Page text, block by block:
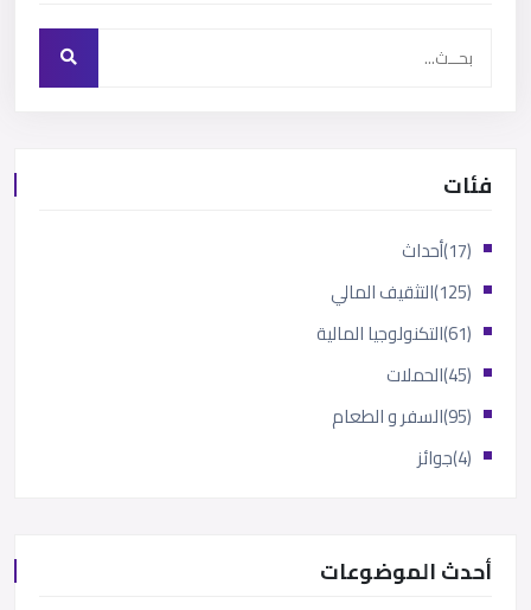
فئات
أحداث
(17)
التثقيف المالي
(125)
التكنولوجيا المالية
(61)
الحملات
(45)
السفر و الطعام
(95)
جوائز (4)
أحدث الموضوعات